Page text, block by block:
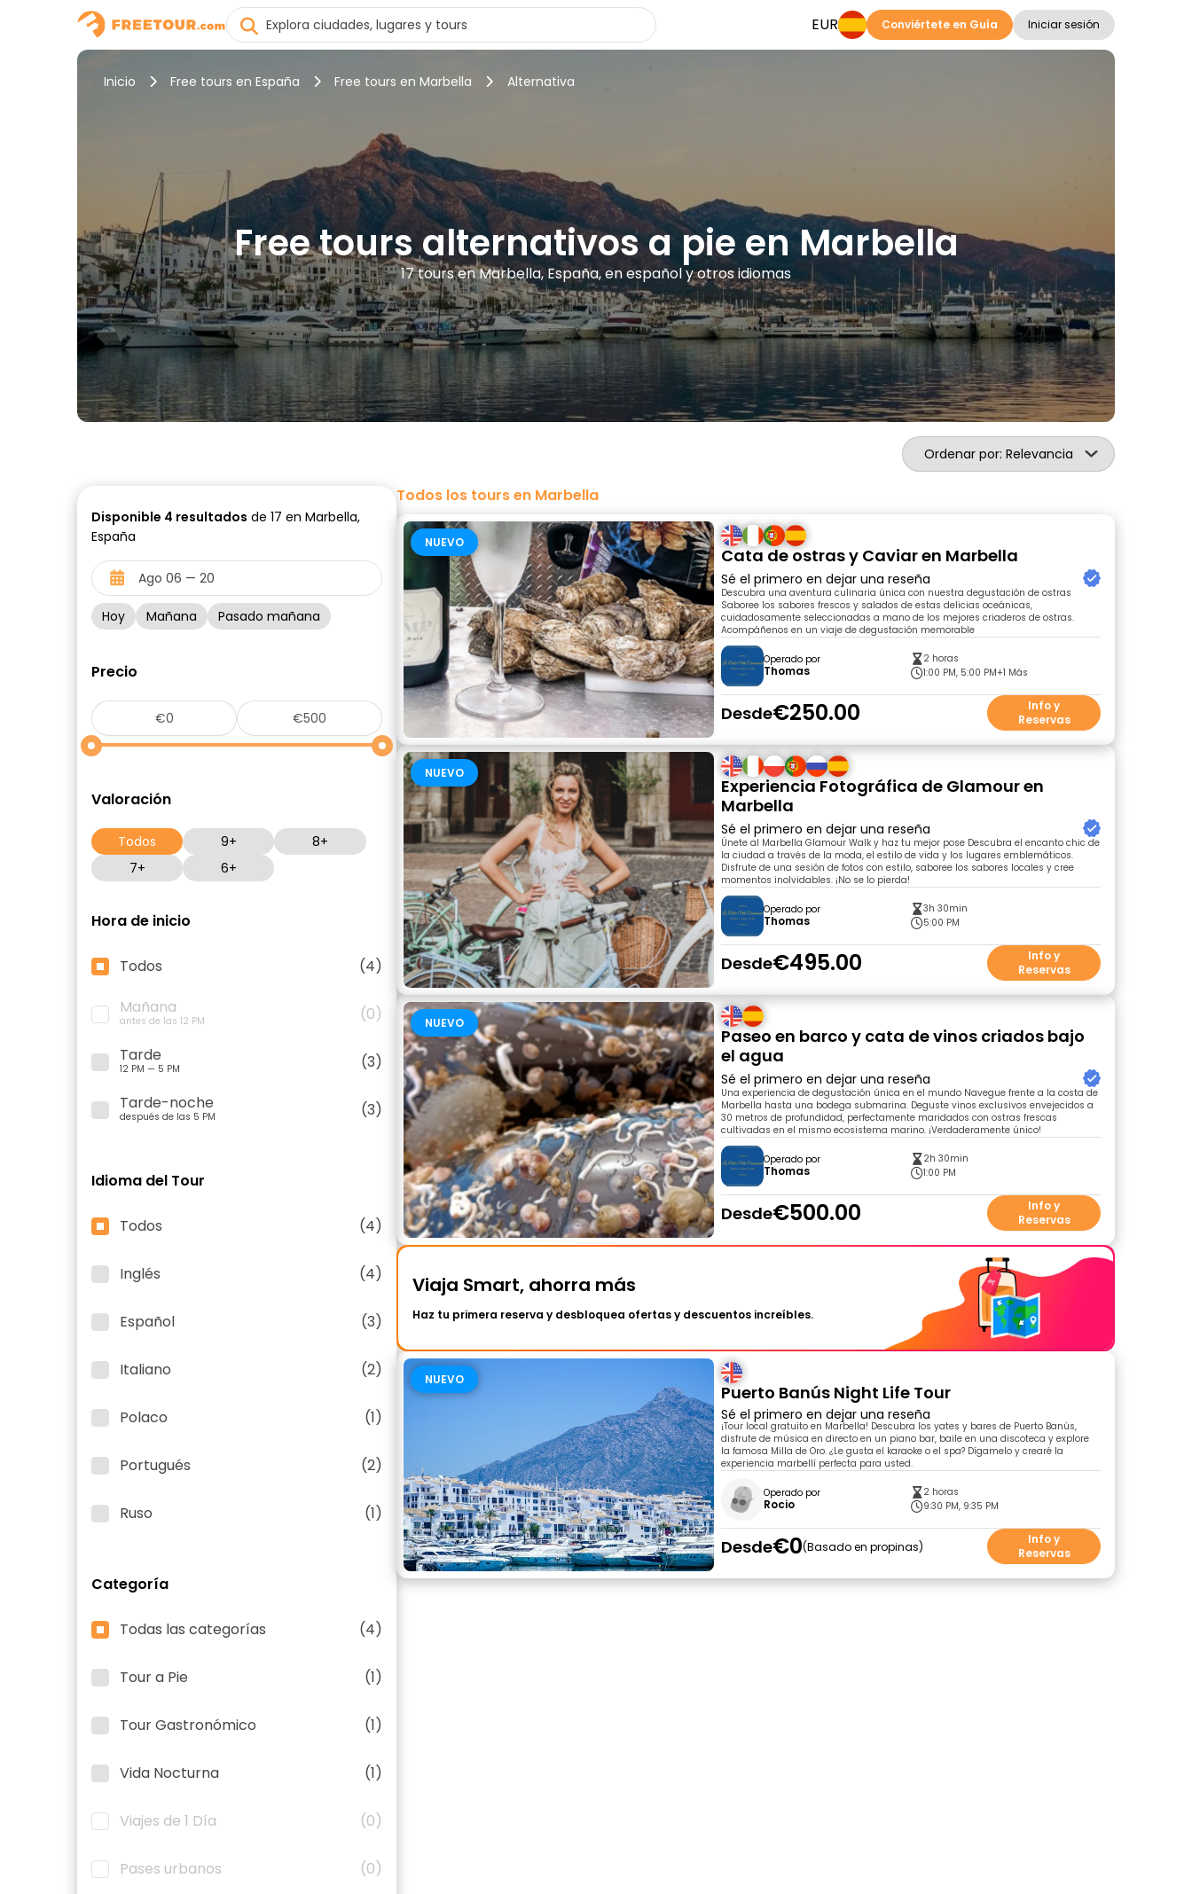
EUR Conviértete en Guía Iniciar sesión
Inicio Free tours en España Free tours en Marbella Alternativa
Free tours alternativos a pie en Marbella
17 tours en Marbella, España, en español y otros idiomas
Ordenar por: Relevancia
Disponible 4 resultados de 17 en Marbella,
España
Hoy Mañana Pasado mañana
Precio
Valoración
Todos 9+
8+
7+
6+
Hora de inicio
Todos
(4)
Mañana
antes de las 12 PM
(0)
Tarde
12 PM — 5 PM
(3)
Tarde-noche
después de las 5 PM (3)
Idioma del Tour
Todos (4)
Inglés (4)
Español (3)
Italiano (2)
Polaco (1)
Portugués (2)
Ruso (1)
Categoría
Todas las categorías (4)
Tour a Pie (1)
Tour Gastronómico (1)
Vida Nocturna (1)
Viajes de 1 Día (0)
Pases urbanos (0)
Todos los tours en Marbella
NUEVO
Cata de ostras y Caviar en Marbella
Sé el primero en dejar una reseña
Descubra una aventura culinaria única con nuestra degustación de ostras
Saboree los sabores frescos y salados de estas delicias oceánicas,
cuidadosamente seleccionadas a mano de los mejores criaderos de ostras.
Acompáñenos en un viaje de degustación memorable
Operado por
Thomas
2 horas
1:00 PM, 5:00 PM+1 Más
Desde€250.00
Info y
Reservas
NUEVO
Experiencia Fotográfica de Glamour en
Marbella
Sé el primero en dejar una reseña
Únete al Marbella Glamour Walk y haz tu mejor pose Descubra el encanto chic de
la ciudad a través de la moda, el estilo de vida y los lugares emblemáticos.
Disfrute de una sesión de fotos con estilo, saboree los sabores locales y cree
momentos inolvidables. ¡No se lo pierda!
Operado por
Thomas
3h 30min
5:00 PM
Desde€495.00
Info y
Reservas
NUEVO
Paseo en barco y cata de vinos criados bajo
el agua
Sé el primero en dejar una reseña
Una experiencia de degustación única en el mundo Navegue frente a la costa de
Marbella hasta una bodega submarina. Deguste vinos exclusivos envejecidos a
30 metros de profundidad, perfectamente maridados con ostras frescas
cultivadas en el mismo ecosistema marino. ¡Verdaderamente único!
Operado por
Thomas
2h 30min
1:00 PM
Desde€500.00
Info y
Reservas
Viaja Smart, ahorra más
Haz tu primera reserva y desbloquea ofertas y descuentos increíbles.
NUEVO
Puerto Banús Night Life Tour
Sé el primero en dejar una reseña
¡Tour local gratuito en Marbella! Descubra los yates y bares de Puerto Banús,
disfrute de música en directo en un piano bar, baile en una discoteca y explore
la famosa Milla de Oro. ¿Le gusta el karaoke o el spa? Dígamelo y crearé la
experiencia marbellí perfecta para usted.
Operado por
Rocio
2 horas
9:30 PM, 9:35 PM
Desde€0 Basado en propinas
Info y
Reservas